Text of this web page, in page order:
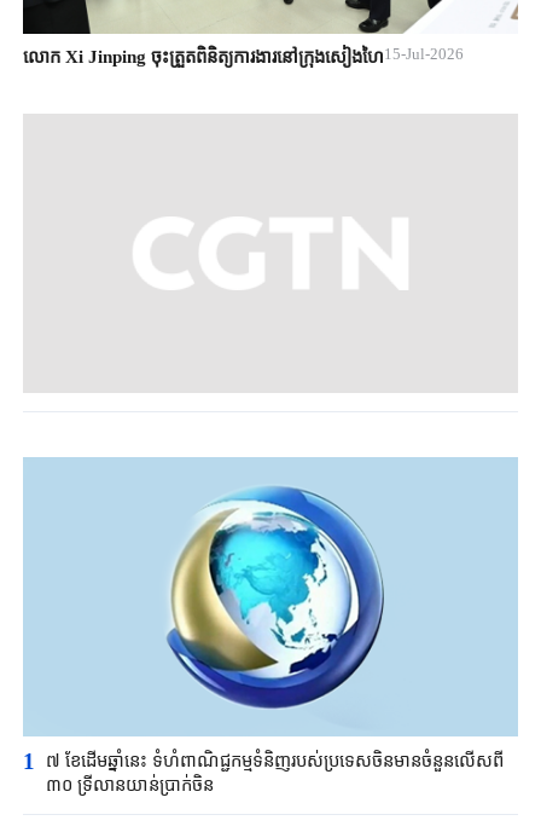
លោក Xi Jinping ចុះត្រួតពិនិត្យការងារនៅក្រុងសៀងហៃ15-Jul-2026
1
៧ ខែដើមឆ្នាំនេះ ទំហំពាណិជ្ជកម្មទំនិញរបស់ប្រទេសចិនមានចំនួនលើសពី
៣០ ទ្រីលានយាន់ប្រាក់ចិន